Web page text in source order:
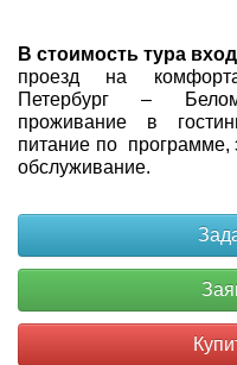
В стоимость тура
проезд на
Петербург –
проживание в
питание по программе,
обслуживание.